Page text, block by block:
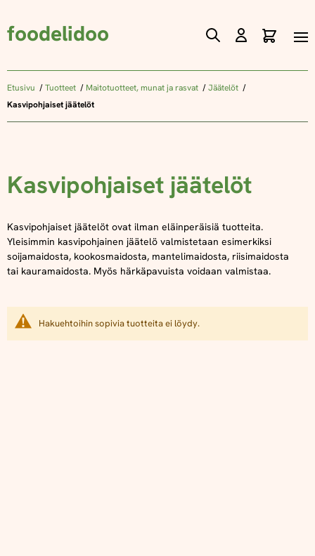
foodelidoo
Skip
Content
Etusivu Tuotteet Maitotuotteet, munat ja rasvat
Jäätelöt
Kasvipohjaiset jäätelöt
Kasvipohjaiset jäätelöt
Kasvipohjaiset jäätelöt ovat ilman eläinperäisiä tuotteita.
Yleisimmin kasvipohjainen jäätelö valmistetaan esimerkiksi
soijamaidosta, kookosmaidosta, mantelimaidosta, riisimaidosta
tai kauramaidosta. Myös härkäpavuista voidaan valmistaa.
Hakuehtoihin sopivia tuotteita ei löydy.